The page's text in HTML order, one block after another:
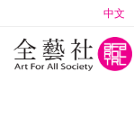
中文